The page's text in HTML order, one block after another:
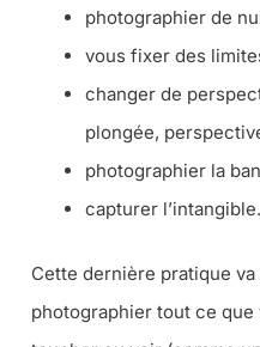
photographier de
vous fixer des
changer de
plongée,
photographier la
capturer l’intangible.
Cette dernière pratique
photographier tout ce que